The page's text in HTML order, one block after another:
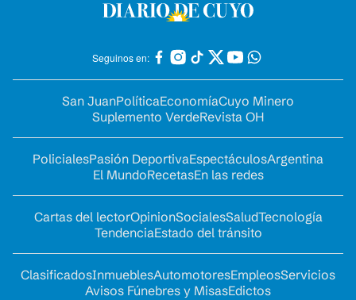
Seguinos en:
San JuanPolíticaEconomíaCuyo Minero
Suplemento VerdeRevista OH
PolicialesPasión DeportivaEspectáculosArgentina
El MundoRecetasEn las redes
Cartas del lectorOpinionSocialesSaludTecnología
TendenciaEstado del tránsito
ClasificadosInmueblesAutomotoresEmpleosServicios
Avisos Fúnebres y MisasEdictos